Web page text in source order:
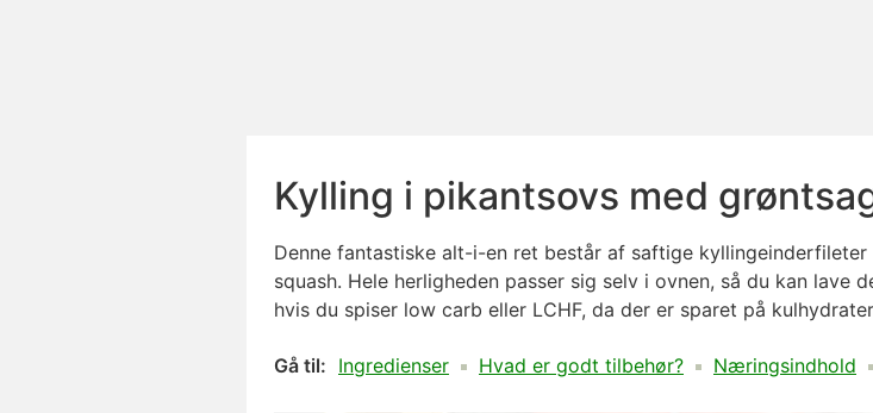
Kylling i pikantsovs med
Denne fantastiske alt-i-en ret består af saftige
squash. Hele herligheden passer sig selv i ovnen, så du kan
hvis du spiser low carb eller LCHF, da der er sparet på
Gå til: Ingredienser Hvad er godt tilbehør? Næringsindhold